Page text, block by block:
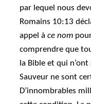
par lequel nous
Romains 10:13
appel àce nom
comprendre que
la Bible et qui
Sauveur ne sont
D’innombrables